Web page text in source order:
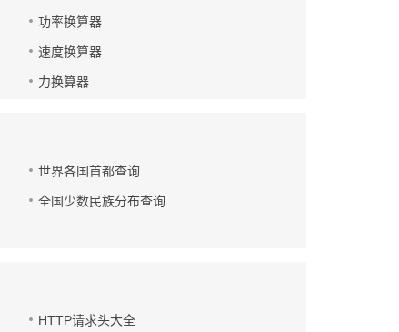
功率换算器
速度换算器
力换算器
世界各国首都查询
全国少数民族分布查询
HTTP请求头大全